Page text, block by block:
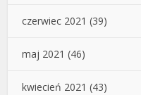
czerwiec 2021 (39)
maj 2021 (46)
kwiecień 2021 (43)